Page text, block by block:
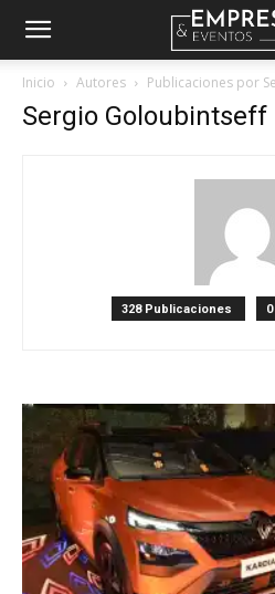
Empresas
Inicio Autores Publicaciones por
Sergio Goloubintseff
328 Publicaciones